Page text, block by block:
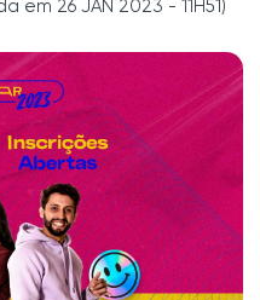
em 26 JAN 2023 - 11H51)